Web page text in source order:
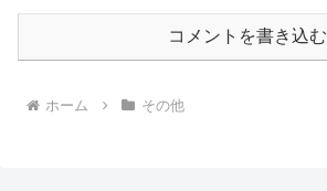
コメントを書き込む
ホーム その他